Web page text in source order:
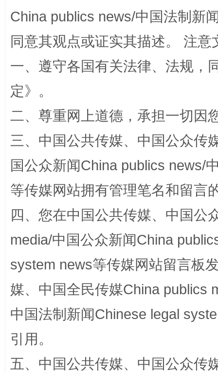
扯下公款旅游的“隐身衣” 如何以
China publics news/中国法制新
同意其观点或证实其描述。 注
一、遵守各国有关法律、法规，
定》。
二、尊重网上道德，承担一切因
三、中国公共传媒、中国公众传
国公众新闻China publics news/
等传媒网站拥有管理笔名和留言
四、您在中国公共传媒、中国公
media/中国公众新闻China
system news等传媒网站留言板
媒、中国全民传媒China publics
中国法制新闻Chinese legal
引用。
五、中国公共传媒、中国公众传